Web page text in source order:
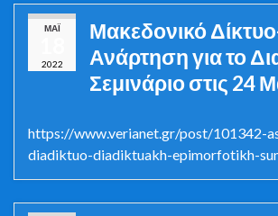
ΜΆΙ
2022
Μακεδονικό
Ανάρτηση για το
Σεμινάριο στις 24
https://www.verianet.gr/post/101342-
diadiktuo-diadiktuakh-epimorfotikh-